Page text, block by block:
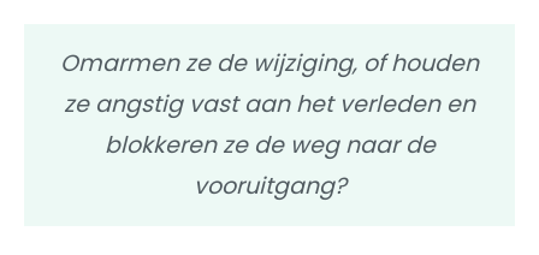
Omarmen ze de wijziging, of houden
ze angstig vast aan het verleden en
blokkeren ze de weg naar de
vooruitgang?